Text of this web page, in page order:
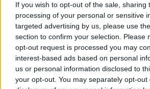
If you wish to opt-out of the sale, sharing
processing of your personal or sensitive
targeted advertising by us, please use
section to confirm your selection. Please
opt-out request is processed you may
interest-based ads based on personal
us or personal information disclosed to
your opt-out. You may separately opt-